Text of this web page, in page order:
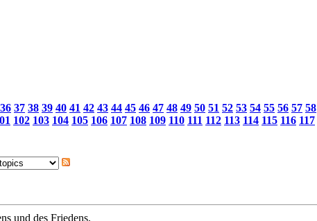
36 37 38 39 40 41 42 43 44 45 46 47 48 49 50 51 52 53 54 55 56 57 58
102 103 104 105 106 107 108 109 110 111 112 113 114 115 116 117
und des Friedens.